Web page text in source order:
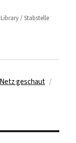
/ Stabstelle
geschaut